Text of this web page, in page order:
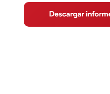
Tendencias